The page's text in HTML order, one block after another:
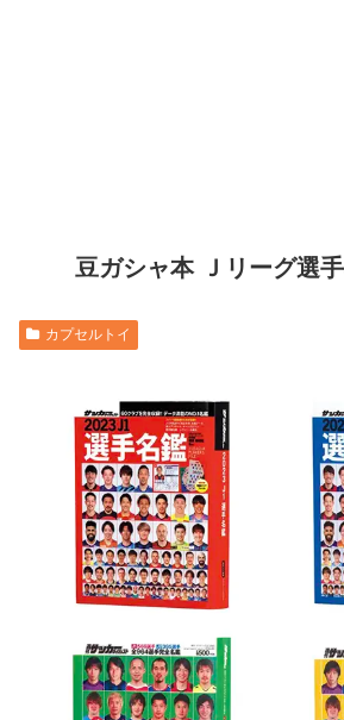
豆ガシャ本 Ｊリーグ選
カプセルトイ